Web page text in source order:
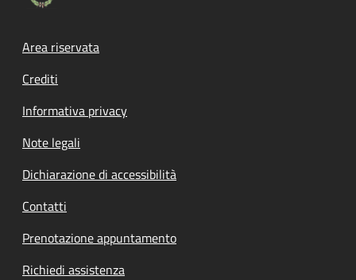
Footer menu
Area riservata
Crediti
Informativa privacy
Note legali
Dichiarazione di accessibilità
Contatti
Prenotazione appuntamento
Richiedi assistenza